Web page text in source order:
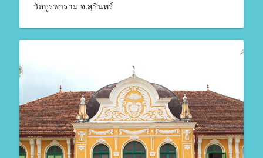
วัดบูรพาราม จ.สุรินทร์